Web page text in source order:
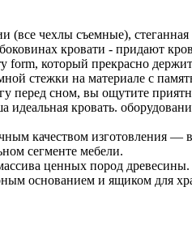
(все чехлы съемные),
кровати - придают
form, который прекрасно
стежки на материале с
перед сном, вы ощутите
кровать.
качеством изготовления —
сегменте мебели.
ценных пород древесины.
основанием и ящиком для